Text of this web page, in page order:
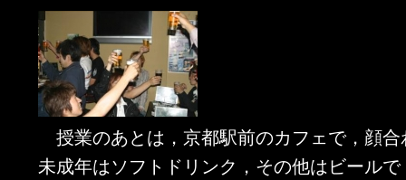
授業のあとは，京都駅前のカフェで，顔
未成年はソフトドリンク，その他はビール